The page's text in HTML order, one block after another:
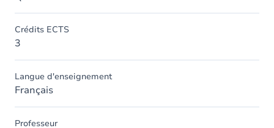
Crédits ECTS
3
Langue d'enseignement
Français
Professeur